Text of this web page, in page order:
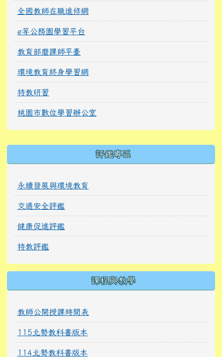
全國教師在職進修網
e等公務園學習平台
教育部磨課師平臺
環境教育終身學習網
特教研習
桃園市數位學習辦公室
評鑑專區
永續發展與環境教育
交通安全評鑑
健康促進評鑑
特教評鑑
課程與教學
教師公開授課時間表
115北勢教科書版本
114北勢教科書版本